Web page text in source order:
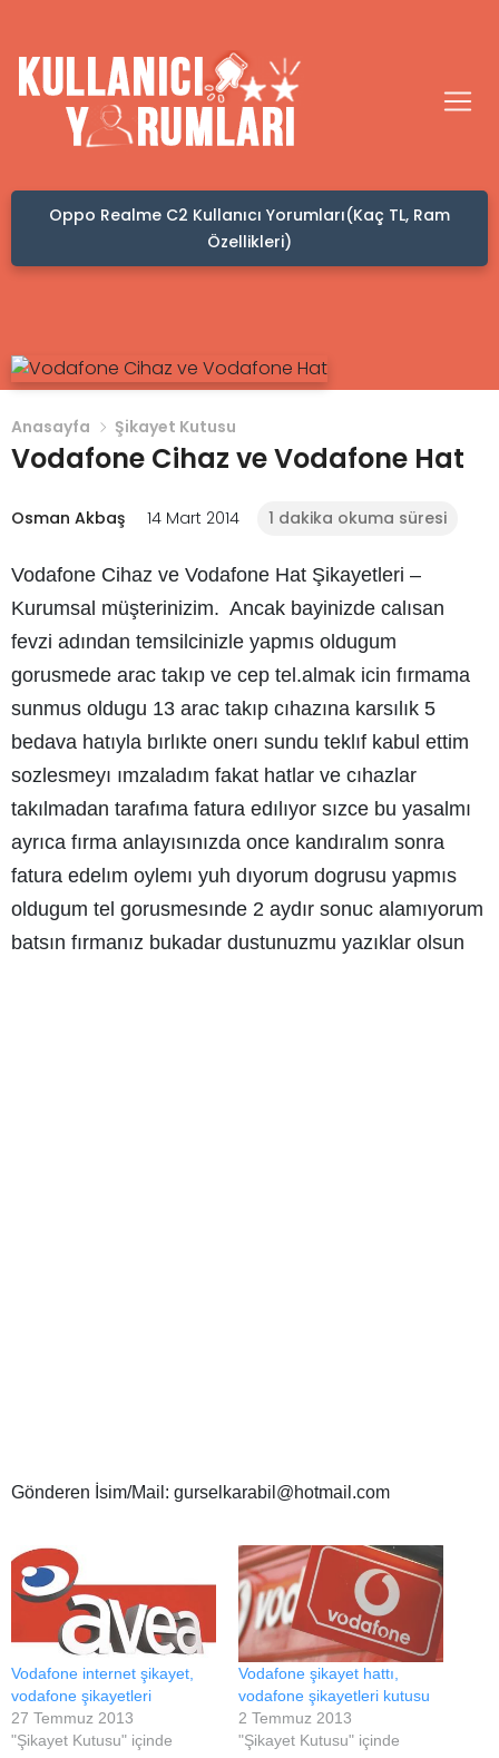
Oppo Realme C2 Kullanıcı Yorumları(Kaç TL, Ram
Özellikleri)
Anasayfa Şikayet Kutusu
Vodafone Cihaz ve Vodafone Hat
Osman Akbaş 14 Mart 2014 1 dakika okuma süresi
Vodafone Cihaz ve Vodafone Hat Şikayetleri –
Kurumsal müşterinizim. Ancak bayinizde calısan
fevzi adından temsilcinizle yapmıs oldugum
gorusmede arac takıp ve cep tel.almak icin fırmama
sunmus oldugu 13 arac takıp cıhazına karsılık 5
bedava hatıyla bırlıkte onerı sundu teklıf kabul ettim
sozlesmeyı ımzaladım fakat hatlar ve cıhazlar
takılmadan tarafıma fatura edılıyor sızce bu yasalmı
ayrıca fırma anlayısınızda once kandıralım sonra
fatura edelım oylemı yuh dıyorum dogrusu yapmıs
oldugum tel gorusmesınde 2 aydır sonuc alamıyorum
batsın fırmanız bukadar dustunuzmu yazıklar olsun
Gönderen İsim/Mail: gurselkarabil@hotmail.com
Vodafone internet şikayet,
vodafone şikayetleri
27 Temmuz 2013
"Şikayet Kutusu" içinde
Vodafone şikayet hattı,
vodafone şikayetleri kutusu
2 Temmuz 2013
"Şikayet Kutusu" içinde